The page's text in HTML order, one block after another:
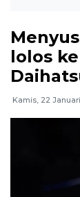
lolos
Kamis, 22